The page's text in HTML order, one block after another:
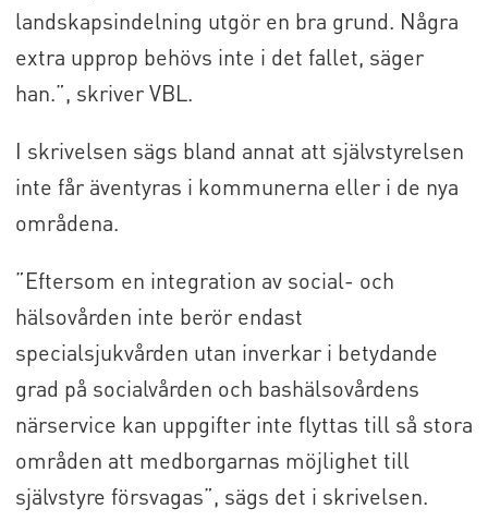
landskapsindelning utgör en bra grund. Några
extra upprop behövs inte i det fallet, säger
han.”, skriver VBL.
I skrivelsen sägs bland annat att självstyrelsen
inte får äventyras i kommunerna eller i de nya
områdena.
”Eftersom en integration av social- och
hälsovården inte berör endast
specialsjukvården utan inverkar i betydande
grad på socialvården och bashälsovårdens
närservice kan uppgifter inte flyttas till så stora
områden att medborgarnas möjlighet till
självstyre försvagas”, sägs det i skrivelsen.